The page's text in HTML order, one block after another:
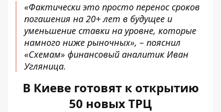
«Фактически это просто перенос сроков
погашения на 20+ лет в будущее и
уменьшение ставки на уровне, которые
намного ниже рыночных», – пояснил
«Схемам» финансовый аналитик Иван
Угляница.
В Киеве готовят к открытию
50 новых ТРЦ